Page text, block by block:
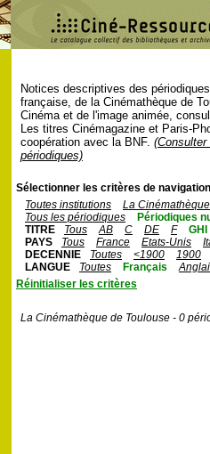
Notices descriptives des
française, de la Cinémathèque de
Cinéma et de l'image animée,
Les titres Cinémagazine et Paris-
coopération avec la BNF.
périodiques)
Sélectionner les critères de
Toutes institutions
La
Tous les périodiques
Périodiques
TITRE
Tous AB C DE F
GHI
PAYS
Tous France Etats-Unis
DECENNIE
Toutes <1900
1900
LANGUE
Toutes Français
Réinitialiser les critères
La Cinémathèque de Toulouse - 0